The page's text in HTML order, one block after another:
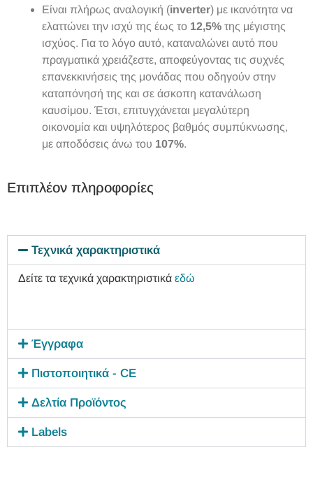
Είναι πλήρως αναλογική (inverter) με ικανότητα να
ελαττώνει την ισχύ της έως το 12,5% της μέγιστης
ισχύος. Για το λόγο αυτό, καταναλώνει αυτό που
πραγματικά χρειάζεστε, αποφεύγοντας τις συχνές
επανεκκινήσεις της μονάδας που οδηγούν στην
καταπόνησή της και σε άσκοπη κατανάλωση
καυσίμου. Έτσι, επιτυγχάνεται μεγαλύτερη
οικονομία και υψηλότερος βαθμός συμπύκνωσης,
με αποδόσεις άνω του 107%.
Επιπλέον πληροφορίες
Τεχνικά χαρακτηριστικά
Δείτε τα τεχνικά χαρακτηριστικά εδώ
Έγγραφα
Πιστοποιητικά - CE
Δελτία Προϊόντος
Labels